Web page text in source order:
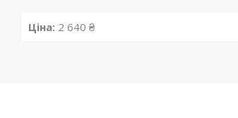
Ціна: 2 640 ₴